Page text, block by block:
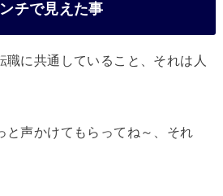
チで見えた事
職に共通していること、それは人
と声かけてもらってね～、それ